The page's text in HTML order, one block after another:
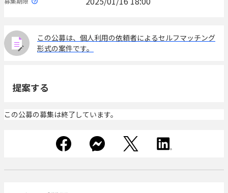
この公募は、個人利用の依頼者によるセルフマッチング
形式の案件です。
提案する
この公募の募集は終了しています。